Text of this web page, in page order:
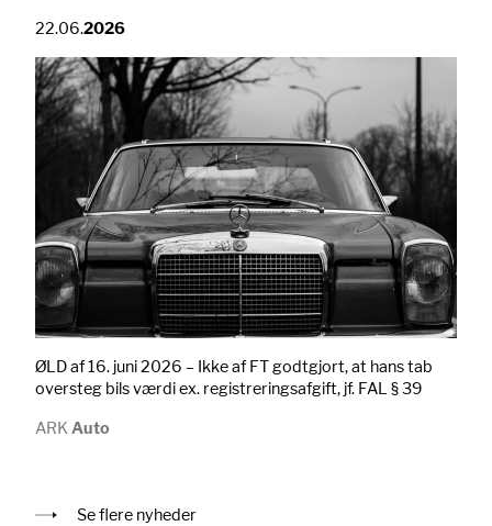
22.06.2026
ØLD af 16. juni 2026 – Ikke af FT godtgjort, at hans tab
oversteg bils værdi ex. registreringsafgift, jf. FAL § 39
ARK Auto
Se flere nyheder